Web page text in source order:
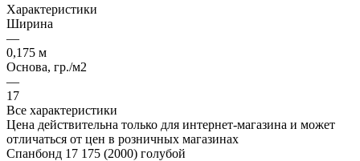
Характеристики
Ширина
—
0,175 м
Основа, гр./м2
—
17
Все характеристики
Цена действительна только для интернет-магазина и может
отличаться от цен в розничных магазинах
Спанбонд 17 175 (2000) голубой